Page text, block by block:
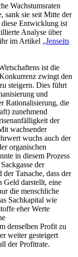
Wachstumsraten
sank sie seit Mitte der
Entwicklung ist
Analyse über
im Artikel „Jenseits
ist die
zwingt den
steigern. Dies führt
und
Rationalisierung, die
zunehmend
der
wachsender
wuchs auch der
organischen
in diesem Prozess
der
Tatsache, dass der
Geld darstellt, eine
die menschliche
Sachkapital wie
eher Werte
denselben Profit zu
weiter gesteigert
der Profitrate.